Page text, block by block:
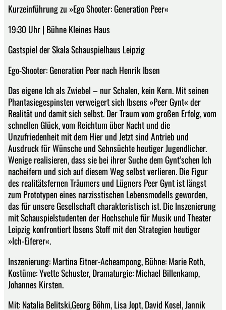
Kurzeinführung zu »Ego Shooter: Generation Peer«
19:30 Uhr | Bühne Kleines Haus
Gastspiel der Skala Schauspielhaus Leipzig
Ego-Shooter: Generation Peer nach Henrik Ibsen
Das eigene Ich als Zwiebel – nur Schalen, kein Kern. Mit seinen
Phantasiegespinsten verweigert sich Ibsens »Peer Gynt« der
Realität und damit sich selbst. Der Traum vom großen Erfolg, vom
schnellen Glück, vom Reichtum über Nacht und die
Unzufriedenheit mit dem Hier und Jetzt sind Antrieb und
Ausdruck für Wünsche und Sehnsüchte heutiger Jugendlicher.
Wenige realisieren, dass sie bei ihrer Suche dem Gynt’schen Ich
nacheifern und sich auf diesem Weg selbst verlieren. Die Figur
des realitätsfernen Träumers und Lügners Peer Gynt ist längst
zum Prototypen eines narzisstischen Lebensmodells geworden,
das für unsere Gesellschaft charakteristisch ist. Die Inszenierung
mit Schauspielstudenten der Hochschule für Musik und Theater
Leipzig konfrontiert Ibsens Stoff mit den Strategien heutiger
»Ich-Eiferer«.
Inszenierung: Martina Eitner-Acheampong, Bühne: Marie Roth,
Kostüme: Yvette Schuster, Dramaturgie: Michael Billenkamp,
Johannes Kirsten.
Mit: Natalia Belitski,Georg Böhm, Lisa Jopt, David Kosel, Jannik